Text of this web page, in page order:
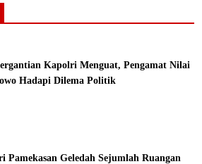
Kapolri Menguat, Pengamat Nilai
Hadapi Dilema Politik
Pamekasan Geledah Sejumlah Ruangan